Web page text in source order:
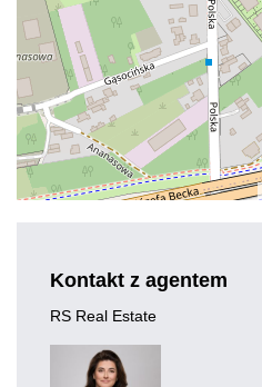
Kontakt z agentem
RS Real Estate